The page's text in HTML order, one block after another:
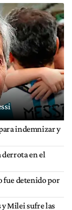
indemnizar y
derrota en el
fue detenido por
Milei sufre las